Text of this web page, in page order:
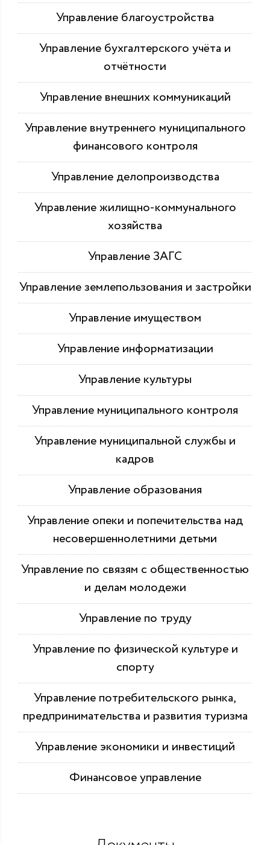
Управление благоустройства
Управление бухгалтерского учёта и
отчётности
Управление внешних коммуникаций
Управление внутреннего муниципального
финансового контроля
Управление делопроизводства
Управление жилищно-коммунального
хозяйства
Управление ЗАГС
Управление землепользования и застройки
Управление имуществом
Управление информатизации
Управление культуры
Управление муниципального контроля
Управление муниципальной службы и
кадров
Управление образования
Управление опеки и попечительства над
несовершеннолетними детьми
Управление по связям с общественностью
и делам молодежи
Управление по труду
Управление по физической культуре и
спорту
Управление потребительского рынка,
предпринимательства и развития туризма
Управление экономики и инвестиций
Финансовое управление